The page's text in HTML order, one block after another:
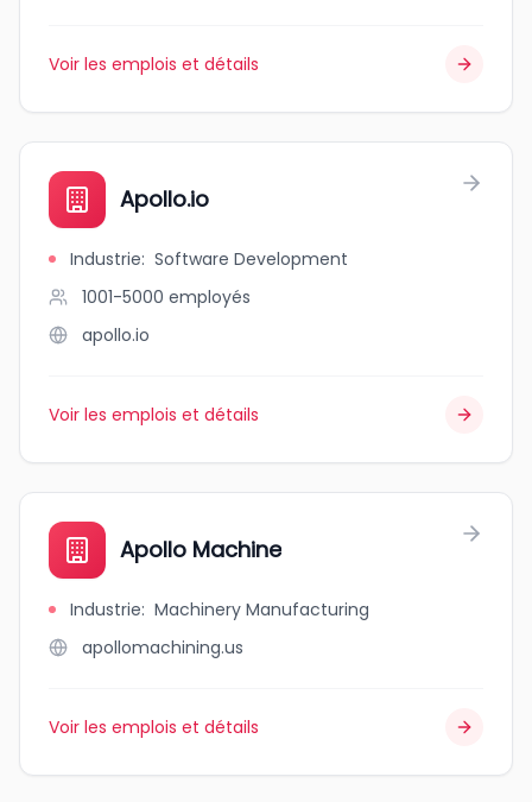
Voir les emplois et détails
Apollo.io
Industrie: Software Development
1001-5000 employés
apollo.io
Voir les emplois et détails
Apollo Machine
Industrie: Machinery Manufacturing
apollomachining.us
Voir les emplois et détails